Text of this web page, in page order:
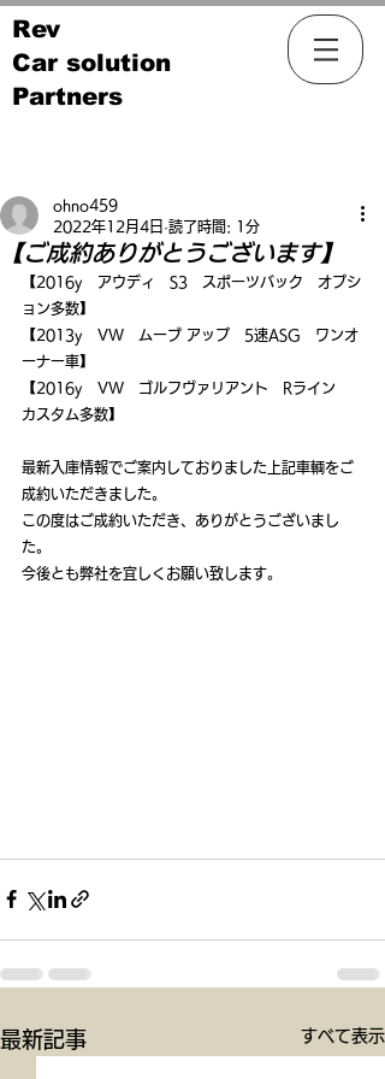
Rev
Car solution
Partners
【ご成約ありがとうございます】
ohno459
2022年12月4日 読了時間: 1分
【2016y　アウディ　S3　スポーツバック　オプシ
ョン多数】
【2013y　VW　ムーブ アップ　5速ASG　ワンオ
ーナー車】
【2016y　VW　ゴルフヴァリアント　Rライン
カスタム多数】
最新入庫情報でご案内しておりました上記車輌をご
成約いただきました。
この度はご成約いただき、ありがとうございまし
た。
今後とも弊社を宜しくお願い致します。
最新記事 すべて表示